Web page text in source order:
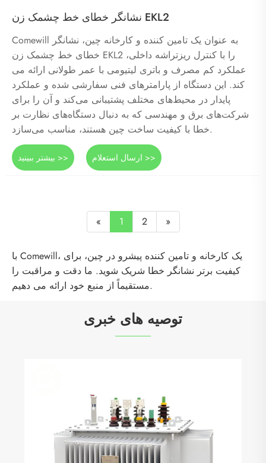
نشانگر خطای خط چشمک زن EKL2
Comewill به عنوان یک تامین کننده و کارخانه چین، نشانگر
خطای خط چشمک زن EKL2 را با کنترل ریزتراشه داخلی،
عملکرد کم مصرف و باتری لیتیومی با عمر طولانی ارائه می
کند. این دستگاه از پارامترهای فنی سفارشی شده و عملکرد
پایدار در محیط‌های مختلف پشتیبانی می‌کند و آن را برای
شرکت‌های برق و مهندسی که به دنبال دستگاه‌های نظارت بر
خطا با کیفیت ساخت چین هستند، مناسب می‌سازد.
بیشتر ببینید >> ارسال استعلام >>
« 1 2 »
با Comewill، یک کارخانه و تامین کننده پیشرو در چین، برای
کیفیت برتر نشانگر خطا شریک شوید. ما دقت و مراقبت را
مستقیماً از منبع خود ارائه می دهیم.
توصیه های خبری
بیشتر ببینید >>